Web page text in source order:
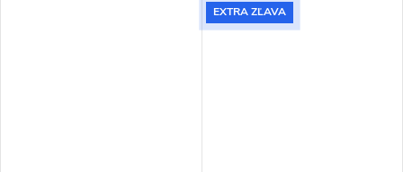
príležitosť - od kratších...
EXTRA ZĽAVA